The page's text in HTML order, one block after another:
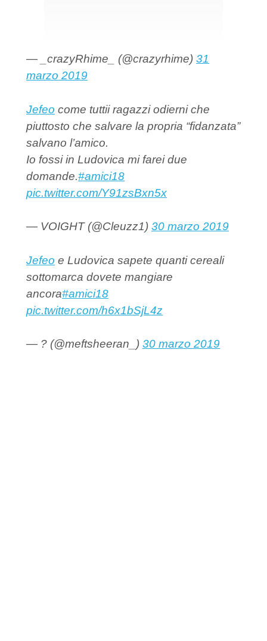
— _crazyRhime_ (@crazyrhime) 31
marzo 2019
Jefeo come tuttii ragazzi odierni che
piuttosto che salvare la propria “fidanzata”
salvano l’amico.
Io fossi in Ludovica mi farei due
domande.#amici18
pic.twitter.com/Y91zsBxn5x
— VOIGHT (@Cleuzz1) 30 marzo 2019
Jefeo e Ludovica sapete quanti cereali
sottomarca dovete mangiare
ancora#amici18
pic.twitter.com/h6x1bSjL4z
— ? (@meftsheeran_) 30 marzo 2019